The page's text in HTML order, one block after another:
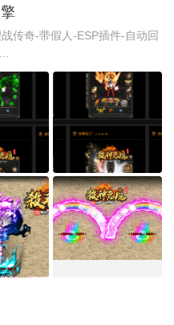
传奇-带假人-ESP插件-自动回